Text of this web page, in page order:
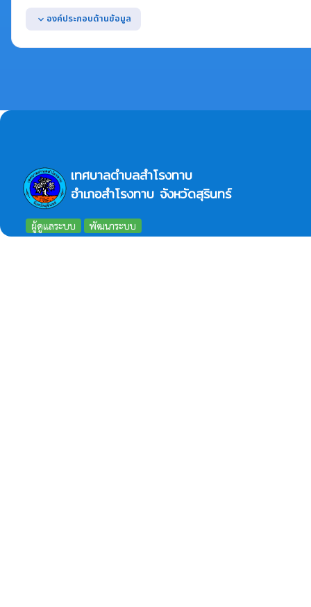
expand_more องค์ประกอบด้านข้อมูล
แสดงผลการดำเนินการเพื่อส่งเสริมคุณธรรมและความโปร่งใสภายในห
เทศบาลตำบลสำโรงทาบ
อำเภอสำโรงทาบ จังหวัดสุรินทร์
ผู้ดูแลระบบ พัฒนาระบบ